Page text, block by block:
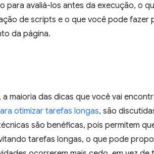
para avaliá-los antes da execução, o
de scripts e o que você pode fazer
da página.
, a maioria das dicas que você vai
otimizar tarefas longas, são
são benéficas, pois permitem
tarefas longas, o que pode